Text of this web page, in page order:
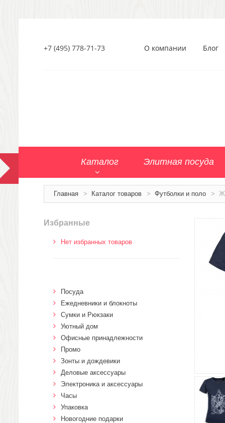
+7 (495) 778-71-73 О компании Блог
Каталог Элитная посуда
Главная > Каталог товаров > Футболки и поло >
Избранные
Нет избранных товаров
Посуда
Ежедневники и блокноты
Сумки и Рюкзаки
Уютный дом
Офисные принадлежности
Промо
Зонты и дождевики
Деловые аксессуары
Электроника и аксессуары
Часы
Упаковка
Новогодние подарки